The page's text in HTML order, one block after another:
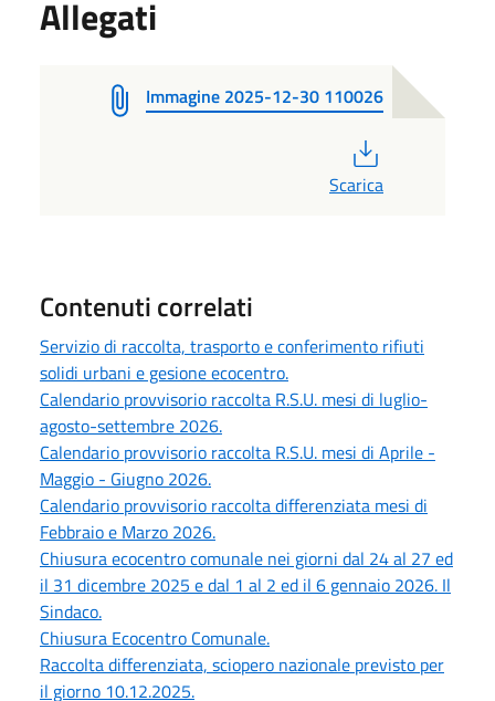
Allegati
Immagine 2025-12-30 110026
Scarica
Contenuti correlati
Servizio di raccolta, trasporto e conferimento rifiuti
solidi urbani e gesione ecocentro.
Calendario provvisorio raccolta R.S.U. mesi di luglio-
agosto-settembre 2026.
Calendario provvisorio raccolta R.S.U. mesi di Aprile -
Maggio - Giugno 2026.
Calendario provvisorio raccolta differenziata mesi di
Febbraio e Marzo 2026.
Chiusura ecocentro comunale nei giorni dal 24 al 27 ed
il 31 dicembre 2025 e dal 1 al 2 ed il 6 gennaio 2026. Il
Sindaco.
Chiusura Ecocentro Comunale.
Raccolta differenziata, sciopero nazionale previsto per
il giorno 10.12.2025.